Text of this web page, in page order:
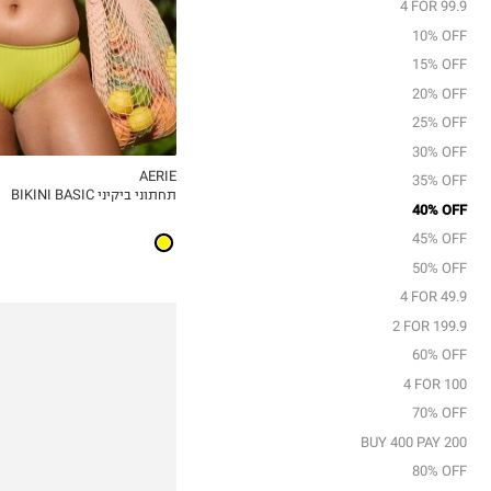
4 FOR 99.9
10% OFF
15% OFF
20% OFF
25% OFF
30% OFF
35% OFF
40% OFF
45% OFF
50% OFF
4 FOR 49.9
2 FOR 199.9
60% OFF
4 FOR 100
70% OFF
BUY 400 PAY 200
80% OFF
MY LIST
AERIE
תחתוני ביקיני BIKINI BASIC